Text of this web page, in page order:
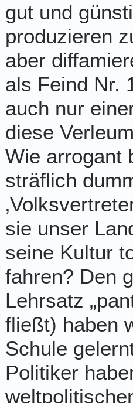
gut und
produzieren
aber
als Feind Nr.
auch nur
diese
Wie arrogant
sträflich
sie unser
seine Kultur
fahren? Den
Lehrsatz
fließt) haben
Schule
Politiker